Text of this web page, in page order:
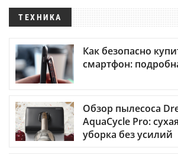
ТЕХНИКА
Как безопасно
смартфон:
Обзор пылесоса
AquaCycle Pro:
уборка без усилий